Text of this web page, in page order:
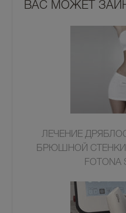
ВАС МОЖЕТ
ЛЕЧЕНИЕ
БРЮШНОЙ
FOTONA